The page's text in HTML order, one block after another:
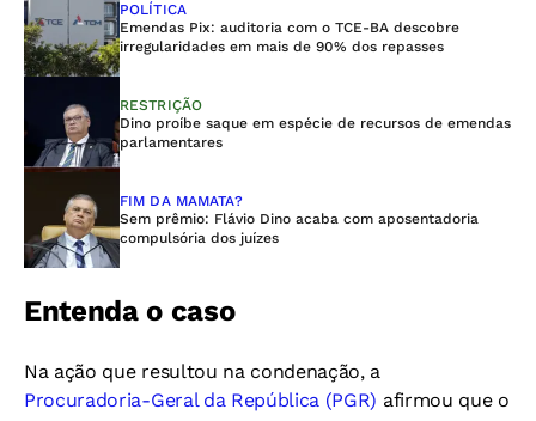
POLÍTICA
Emendas Pix: auditoria com o TCE-BA descobre
irregularidades em mais de 90% dos repasses
RESTRIÇÃO
Dino proíbe saque em espécie de recursos de emendas
parlamentares
FIM DA MAMATA?
Sem prêmio: Flávio Dino acaba com aposentadoria
compulsória dos juízes
Entenda o caso
Na ação que resultou na condenação, a
Procuradoria-Geral da República (PGR) afirmou que o